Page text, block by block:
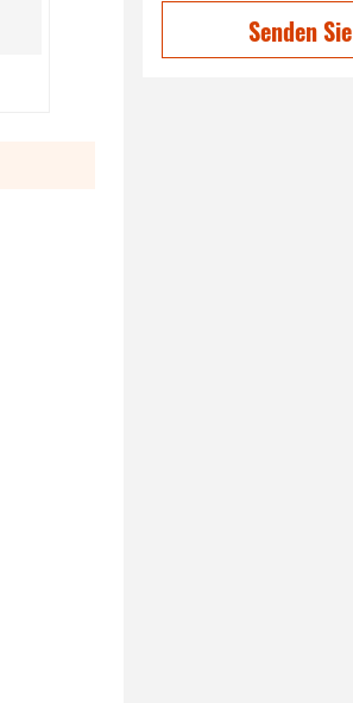
Senden Sie